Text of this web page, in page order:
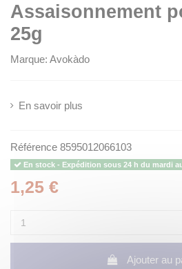
Assaisonnement
25g
Marque: Avokàdo
En savoir plus
Référence 8595012066103
En stock - Expédition sous 24 h du mardi
1,25 €
Ajouter au